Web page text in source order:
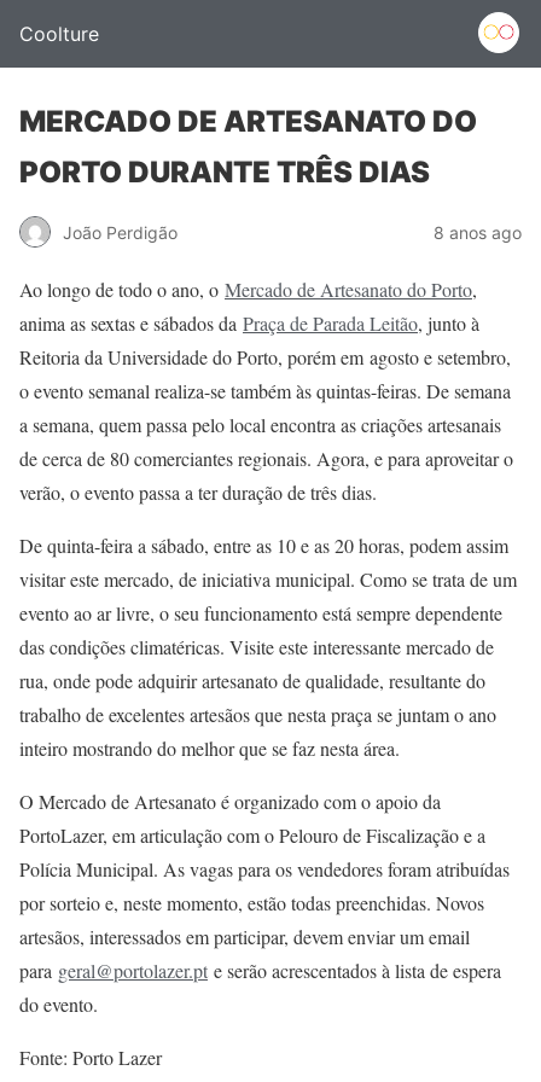
Coolture
MERCADO DE ARTESANATO DO
PORTO DURANTE TRÊS DIAS
João Perdigão 8 anos ago
Ao longo de todo o ano, o Mercado de Artesanato do Porto,
anima as sextas e sábados da Praça de Parada Leitão, junto à
Reitoria da Universidade do Porto, porém em agosto e setembro,
o evento semanal realiza-se também às quintas-feiras. De semana
a semana, quem passa pelo local encontra as criações artesanais
de cerca de 80 comerciantes regionais. Agora, e para aproveitar o
verão, o evento passa a ter duração de três dias.
De quinta-feira a sábado, entre as 10 e as 20 horas, podem assim
visitar este mercado, de iniciativa municipal. Como se trata de um
evento ao ar livre, o seu funcionamento está sempre dependente
das condições climatéricas. Visite este interessante mercado de
rua, onde pode adquirir artesanato de qualidade, resultante do
trabalho de excelentes artesãos que nesta praça se juntam o ano
inteiro mostrando do melhor que se faz nesta área.
O Mercado de Artesanato é organizado com o apoio da
PortoLazer, em articulação com o Pelouro de Fiscalização e a
Polícia Municipal. As vagas para os vendedores foram atribuídas
por sorteio e, neste momento, estão todas preenchidas. Novos
artesãos, interessados em participar, devem enviar um email
para geral@portolazer.pt e serão acrescentados à lista de espera
do evento.
Fonte: Porto Lazer